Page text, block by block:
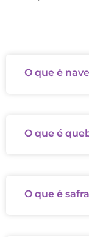
O que é
O que é
O que é safra